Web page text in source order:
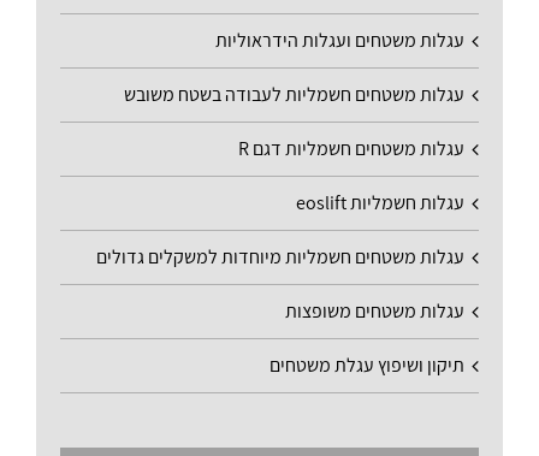
עגלות משטחים ועגלות הידראוליות
עגלות משטחים חשמליות לעבודה בשטח משובש
עגלות משטחים חשמליות דגם R
עגלות חשמליות eoslift
עגלות משטחים חשמליות מיוחדות למשקלים גדולים
עגלות משטחים משופצות
תיקון ושיפוץ עגלת משטחים